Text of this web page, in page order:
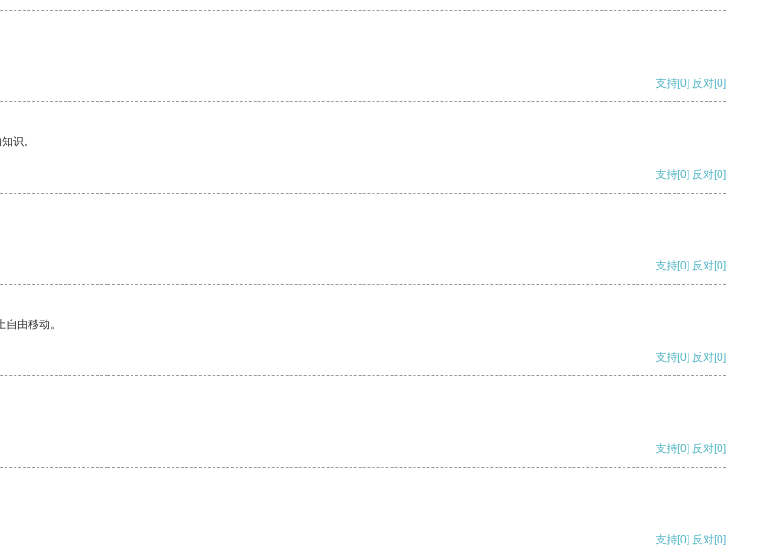
支持[0] 反对[0]
识。
支持[0] 反对[0]
支持[0] 反对[0]
由移动。
支持[0] 反对[0]
支持[0] 反对[0]
支持[0] 反对[0]